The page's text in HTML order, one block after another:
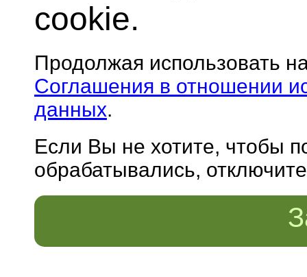
cookie.
Продолжая использовать
Соглашения в отношении
данных.
Если Вы не хотите, чтобы
обрабатывались,